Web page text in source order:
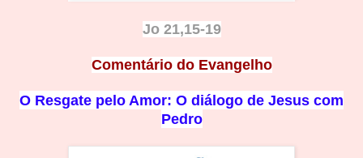
Jo 21,15-19
Comentário do Evangelho
O Resgate pelo Amor: O diálogo de Jesus com
Pedro